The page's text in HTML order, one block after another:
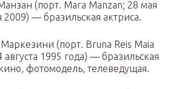
(порт. Mara Manzan; 28 мая
— бразильская актриса.
(порт. Bruna Reis Maia
1995 года) — бразильская
фотомодель, телеведущая.